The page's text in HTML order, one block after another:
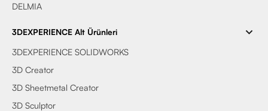
DELMIA
3DEXPERIENCE Alt Ürünleri
3DEXPERIENCE SOLIDWORKS
3D Creator
3D Sheetmetal Creator
3D Sculptor